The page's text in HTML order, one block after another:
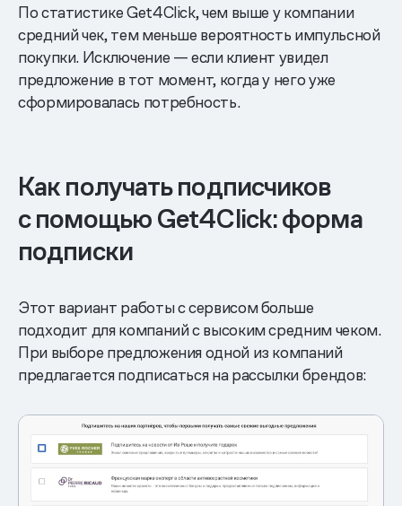
По статистике Get4Click, чем выше у компании
средний чек, тем меньше вероятность импульсной
покупки. Исключение — если клиент увидел
предложение в тот момент, когда у него уже
сформировалась потребность.
Как получать подписчиков
с помощью Get4Click: форма
подписки
Этот вариант работы с сервисом больше
подходит для компаний с высоким средним чеком.
При выборе предложения одной из компаний
предлагается подписаться на рассылки брендов: